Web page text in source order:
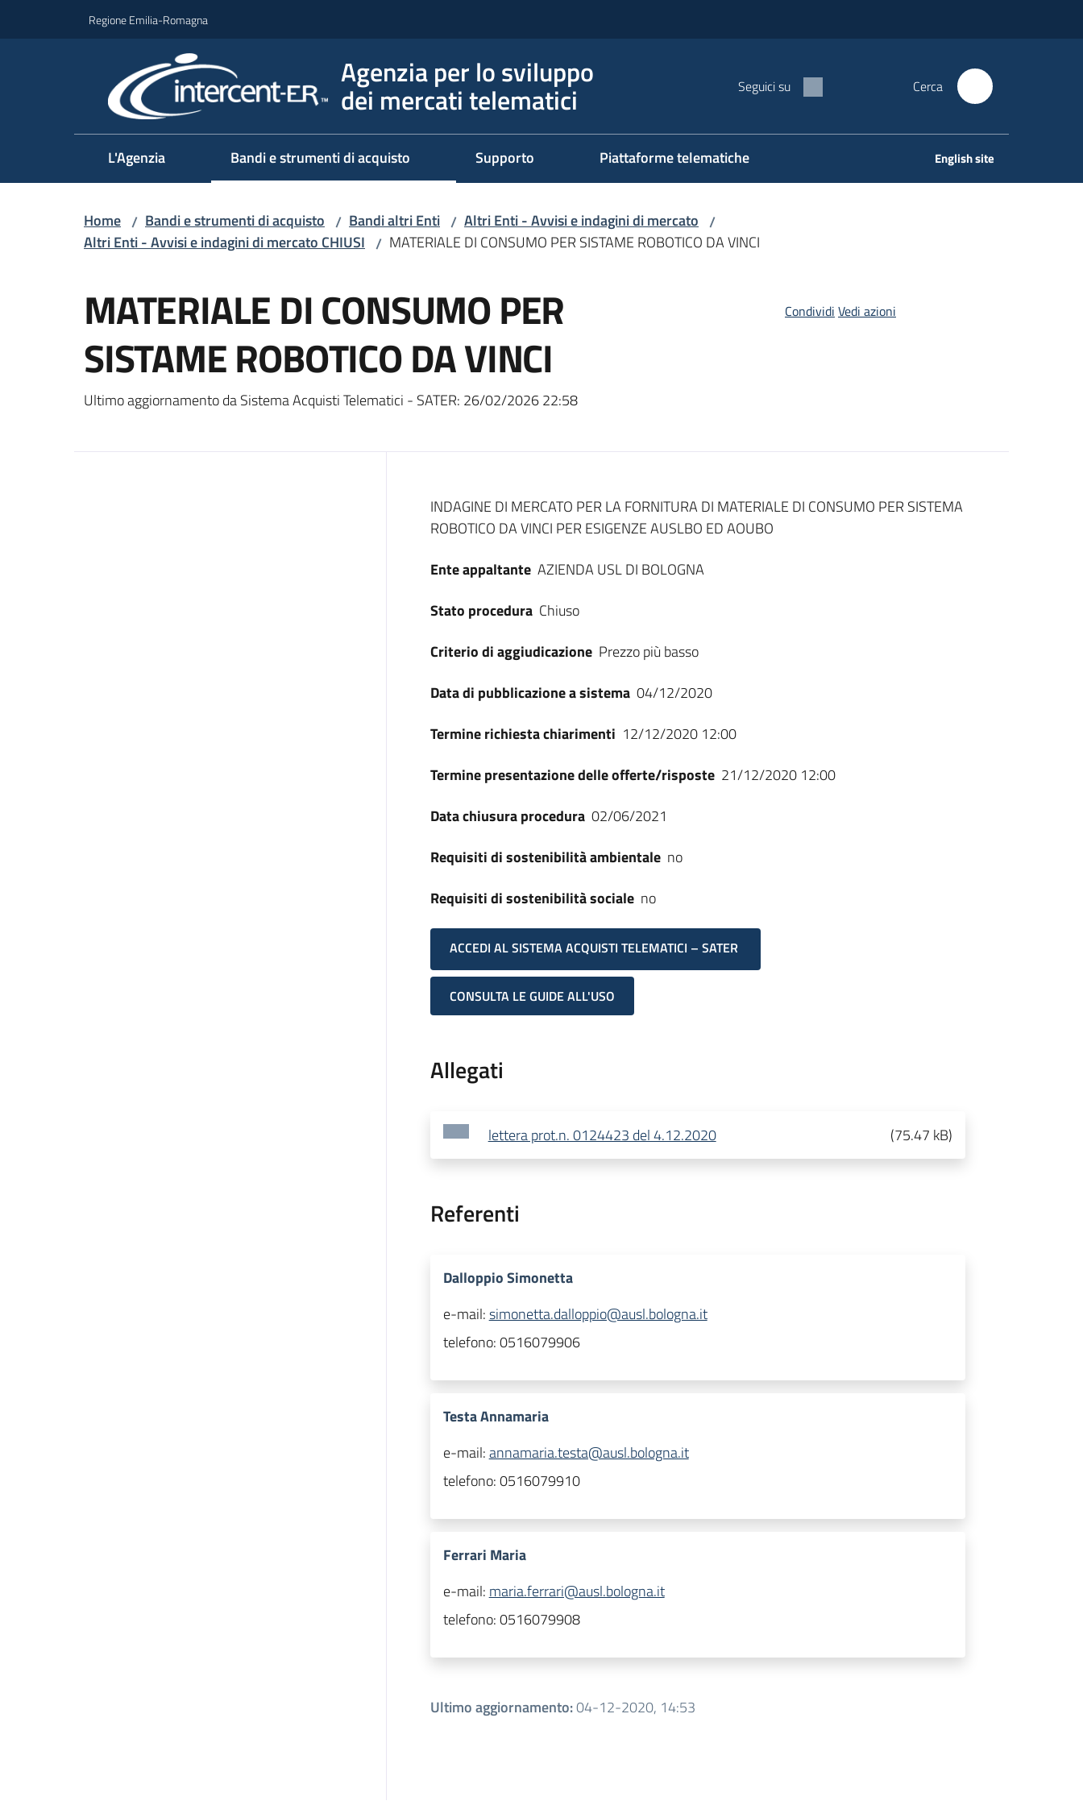
Regione Emilia-Romagna
Agenzia per lo sviluppo
dei mercati telematici Seguici su Cerca
L'Agenzia Bandi e strumenti di acquisto Supporto Piattaforme telematiche English site
Home / Bandi e strumenti di acquisto / Bandi altri Enti / Altri Enti - Avvisi e indagini di mercato /
Altri Enti - Avvisi e indagini di mercato CHIUSI / MATERIALE DI CONSUMO PER SISTAME ROBOTICO DA VINCI
MATERIALE DI CONSUMO PER
SISTAME ROBOTICO DA VINCI
Ultimo aggiornamento da Sistema Acquisti Telematici - SATER: 26/02/2026 22:58
Condividi Vedi azioni
Dati del bando
INDAGINE DI MERCATO PER LA FORNITURA DI MATERIALE DI CONSUMO PER SISTEMA
ROBOTICO DA VINCI PER ESIGENZE AUSLBO ED AOUBO
Ente appaltante AZIENDA USL DI BOLOGNA
Stato procedura Chiuso
Criterio di aggiudicazione Prezzo più basso
Data di pubblicazione a sistema 04/12/2020
Termine richiesta chiarimenti 12/12/2020 12:00
Termine presentazione delle offerte/risposte 21/12/2020 12:00
Data chiusura procedura 02/06/2021
Requisiti di sostenibilità ambientale no
Requisiti di sostenibilità sociale no
ACCEDI AL SISTEMA ACQUISTI TELEMATICI – SATER
CONSULTA LE GUIDE ALL'USO
Allegati
lettera prot.n. 0124423 del 4.12.2020 (75.47 kB)
Referenti
Dalloppio Simonetta
e-mail:simonetta.dalloppio@ausl.bologna.it
telefono:0516079906
Testa Annamaria
e-mail:annamaria.testa@ausl.bologna.it
telefono:0516079910
Ferrari Maria
e-mail: maria.ferrari@ausl.bologna.it
telefono:0516079908
Ultimo aggiornamento:04-12-2020, 14:53